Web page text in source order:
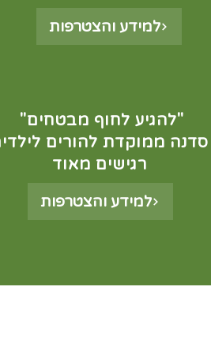
למידע והצטרפות
"להגיע לחוף מבטחים"
סדנה ממוקדת להורים
רגישים מאוד
למידע והצטרפות